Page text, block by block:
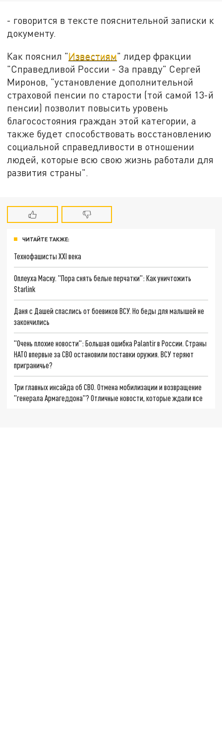
- говорится в тексте пояснительной записки к
документу.
Как пояснил "Известиям" лидер фракции
"Справедливой России - За правду" Сергей
Миронов, "установление дополнительной
страховой пенсии по старости (той самой 13-й
пенсии) позволит повысить уровень
благосостояния граждан этой категории, а
также будет способствовать восстановлению
социальной справедливости в отношении
людей, которые всю свою жизнь работали для
развития страны".
ЧИТАЙТЕ ТАКЖЕ:
Технофашисты XXI века
Оплеуха Маску. "Пора снять белые перчатки": Как уничтожить
Starlink
Даня с Дашей спаслись от боевиков ВСУ. Но беды для малышей не
закончились
"Очень плохие новости": Большая ошибка Palantir в России. Страны
НАТО впервые за СВО остановили поставки оружия. ВСУ теряют
приграничье?
Три главных инсайда об СВО. Отмена мобилизации и возвращение
"генерала Армагеддона"? Отличные новости, которые ждали все